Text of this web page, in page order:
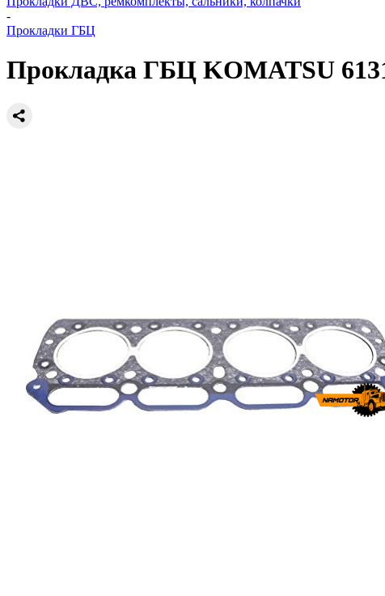
-
Прокладки ГБЦ
Прокладка ГБЦ KOMATSU